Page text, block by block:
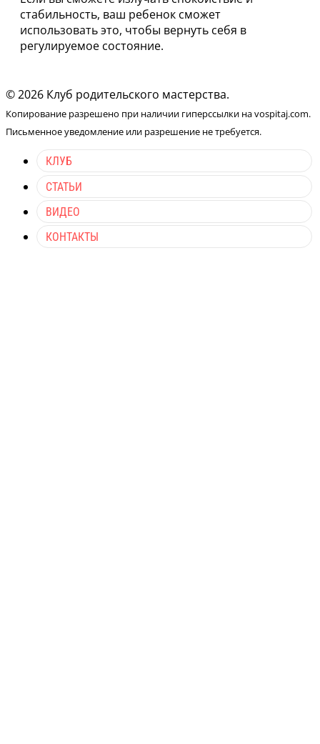
стабильность, ваш ребенок сможет
использовать это, чтобы вернуть себя в
регулируемое состояние.
© 2026 Клуб родительского мастерства.
Копирование разрешено при наличии гиперссылки на vospitaj.com.
Письменное уведомление или разрешение не требуется.
КЛУБ
СТАТЬИ
ВИДЕО
КОНТАКТЫ